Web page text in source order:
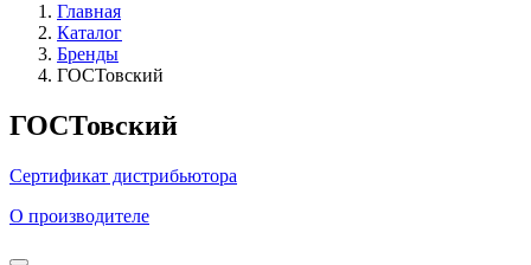
Главная
Каталог
Бренды
ГОСТовский
ГОСТовский
Сертификат дистрибьютора
О производителе